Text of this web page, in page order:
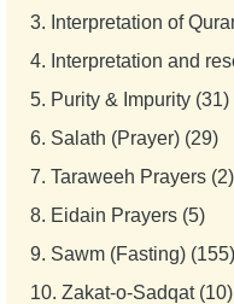
3. Interpretation of
4. Interpretation and
5. Purity & Impurity (31)
6. Salath (Prayer) (29)
7. Taraweeh Prayers (2)
8. Eidain Prayers (5)
9. Sawm (Fasting) (155)
10. Zakat-o-Sadqat (10)